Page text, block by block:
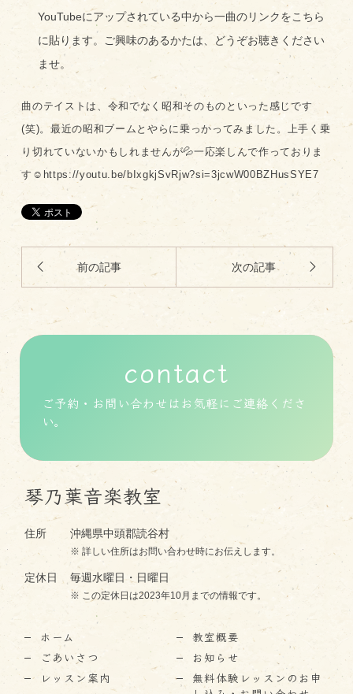
YouTubeにアップされている中から一曲のリンクをこちら
に貼ります。ご興味のあるかたは、どうぞお聴きください
ませ。
曲のテイストは、令和でなく昭和そのものといった感じです
(笑)。最近の昭和ブームとやらに乗っかってみました。上手く乗
り切れていないかもしれませんが💦一応楽しんで作っておりま
す☺️ https://youtu.be/bIxgkjSvRjw?si=3jcwW00BZHusSYE7
前の記事 次の記事
contact
ご予約・お問い合わせはお気軽にご連絡くださ
い。
琴乃葉音楽教室
住所 沖縄県中頭郡読谷村
詳しい住所はお問い合わせ時にお伝えします。
定休日 毎週水曜日・日曜日
この定休日は2023年10月までの情報です。
ホーム
ごあいさつ
レッスン案内
教室概要
お知らせ
無料体験レッスンのお申